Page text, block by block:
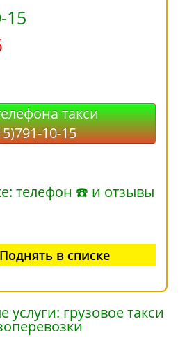
15
такси
10-15
телефон ☎ и отзывы
в списке